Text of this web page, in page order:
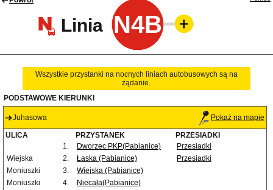
Linia N4B
Wszystkie przystanki na nocnych liniach autobusowych są na
żądanie.
PODSTAWOWE KIERUNKI
Juhasowa Pokaż na mapie
ULICA PRZYSTANEK
PRZESIADKI
1.
Dworzec PKP(Pabianice)
Przesiadki
Wiejska
2. Łaska (Pabianice)
Przesiadki
Moniuszki
3.
Wiejska (Pabianice)
Moniuszki
4.
Niecała(Pabianice)